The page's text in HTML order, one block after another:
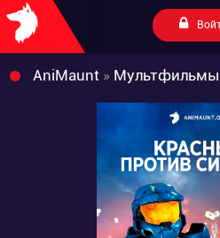
AniMaunt » Мультфильмы